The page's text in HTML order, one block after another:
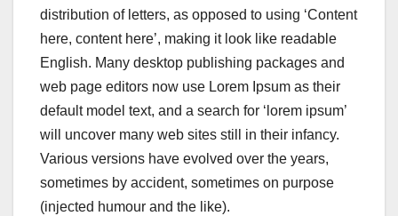
distribution of letters, as opposed to using ‘Content
here, content here’, making it look like readable
English. Many desktop publishing packages and
web page editors now use Lorem Ipsum as their
default model text, and a search for ‘lorem ipsum’
will uncover many web sites still in their infancy.
Various versions have evolved over the years,
sometimes by accident, sometimes on purpose
(injected humour and the like).